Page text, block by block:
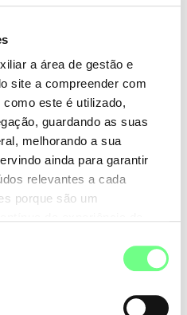
a área de gestão e
site a compreender com
este é utilizado,
guardando as suas
melhorando a sua
ainda para garantir
relevantes a cada
porque são um